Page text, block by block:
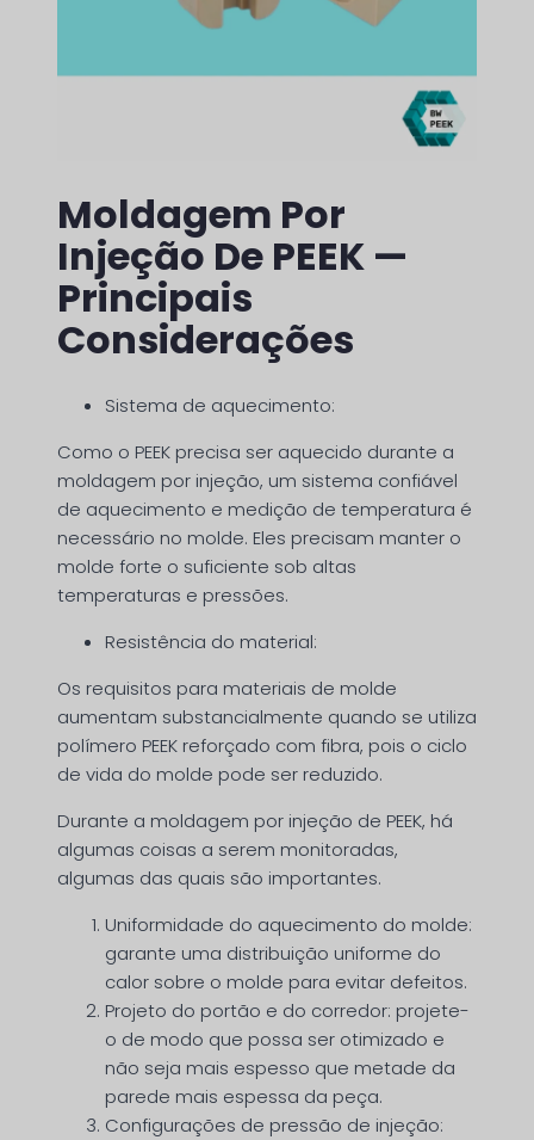
Moldagem Por
Injeção De PEEK —
Principais
Considerações
Sistema de aquecimento:
Como o PEEK precisa ser aquecido durante a
moldagem por injeção, um sistema confiável
de aquecimento e medição de temperatura é
necessário no molde. Eles precisam manter o
molde forte o suficiente sob altas
temperaturas e pressões.
Resistência do material:
Os requisitos para materiais de molde
aumentam substancialmente quando se utiliza
polímero PEEK reforçado com fibra, pois o ciclo
de vida do molde pode ser reduzido.
Durante a moldagem por injeção de PEEK, há
algumas coisas a serem monitoradas,
algumas das quais são importantes.
Uniformidade do aquecimento do molde:
garante uma distribuição uniforme do
calor sobre o molde para evitar defeitos.
Projeto do portão e do corredor: projete-
o de modo que possa ser otimizado e
não seja mais espesso que metade da
parede mais espessa da peça.
Configurações de pressão de injeção: